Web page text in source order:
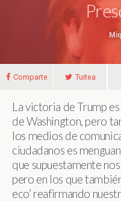
Comparte Tuitea
La victoria de Trump
de Washington, pero
los medios de
ciudadanos es
que supuestamente
pero en los que
eco’ reafirmando